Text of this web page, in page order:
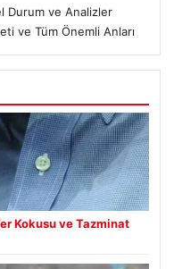
Durum ve Analizler
ve Tüm Önemli Anları
Kokusu ve Tazminat